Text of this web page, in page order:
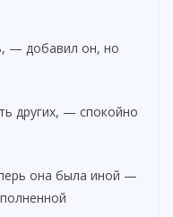
— добавил он, но
других, — спокойно
она была иной —